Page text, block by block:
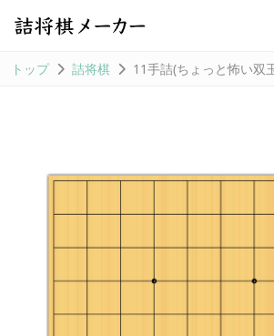
トップ 詰将棋 11手詰(ちょっと怖い双